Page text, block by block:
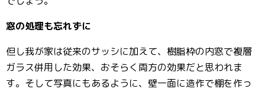
窓の処理も忘れずに
但し我が家は従来のサッシに加えて、樹脂枠の内窓で複層
ガラス併用した効果、おそらく両方の効果だと思われま
す。そして写真にもあるように、壁一面に造作で棚を作っ